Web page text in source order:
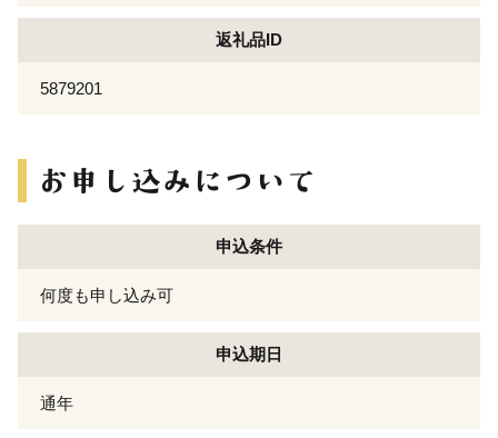
返礼品ID
5879201
申込条件
何度も申し込み可
申込期日
通年